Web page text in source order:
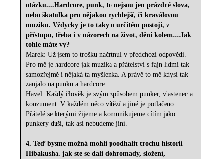
otázku....Hardcore, punk, to nejsou jen prázdné slova,
nebo škatulka pro nějakou rychlejší, či kraválovou
muziku. Vždycky je to taky o určitém postoji, v
přístupu, třeba i v názorech na život, dění kolem....Jak
tohle máte vy?
Marek: Už jsem to trošku načrtnul v předchozí odpovědi.
Pro mě je hardcore jak muzika a přátelství s fajn lidmi tak
samozřejmě i nějaká ta myšlenka. A právě to mě kdysi tak
zaujalo na punku a hardcore.
Havel: Každý člověk je svým způsobem punker, vlastenec a
konzument. V každém něco vítězí a jiné je potlačeno.
Přátelé se kterými žijeme a komunikujeme cítím jako
punkery duší, tak asi nebudeme jiní.
4. Teď bysme možná mohli poodhalit trochu historii
Hibakusha. jak ste se dali dohromady, složení,